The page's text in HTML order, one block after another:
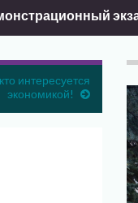
интересуется
экономикой!